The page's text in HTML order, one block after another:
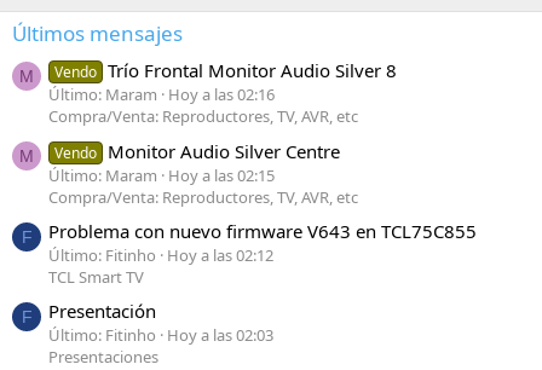
Últimos mensajes
M Vendo Trío Frontal Monitor Audio Silver 8
Último: Maram
Hoy a las 02:16
Compra/Venta: Reproductores, TV, AVR, etc
M Vendo Monitor Audio Silver Centre
Último: Maram
Hoy a las 02:15
Compra/Venta: Reproductores, TV, AVR, etc
F Problema con nuevo firmware V643 en TCL75C855
Último: Fitinho
Hoy a las 02:12
TCL Smart TV
F Presentación
Último: Fitinho
Hoy a las 02:03
Presentaciones